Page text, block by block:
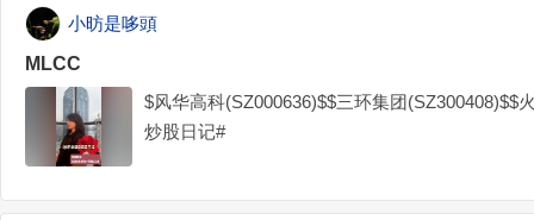
小昉是哆頭
MLCC
$风华高科(SZ000636)$$三环集团(SZ300408)$$
炒股日记#